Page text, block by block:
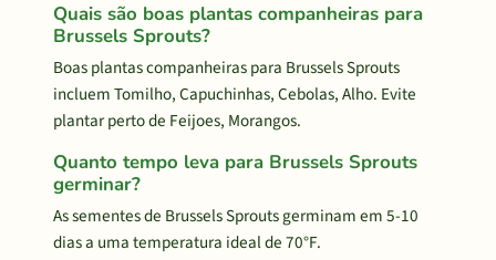
Quais são boas plantas companheiras para
Brussels Sprouts?
Boas plantas companheiras para Brussels Sprouts
incluem Tomilho, Capuchinhas, Cebolas, Alho. Evite
plantar perto de Feijoes, Morangos.
Quanto tempo leva para Brussels Sprouts
germinar?
As sementes de Brussels Sprouts germinam em 5-10
dias a uma temperatura ideal de 70°F.